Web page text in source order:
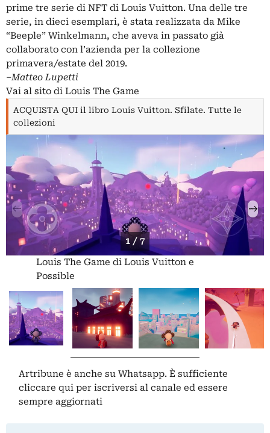
prime tre serie di NFT di Louis Vuitton. Una delle tre
serie, in dieci esemplari, è stata realizzata da Mike
“Beeple” Winkelmann, che aveva in passato già
collaborato con l’azienda per la collezione
primavera/estate del 2019.
–Matteo Lupetti
Vai al sito di Louis The Game
ACQUISTA QUI il libro Louis Vuitton. Sfilate. Tutte le
collezioni
1 / 7
Louis The Game di Louis Vuitton e
Possible
Artribune è anche su Whatsapp. È sufficiente
cliccare qui per iscriversi al canale ed essere
sempre aggiornati